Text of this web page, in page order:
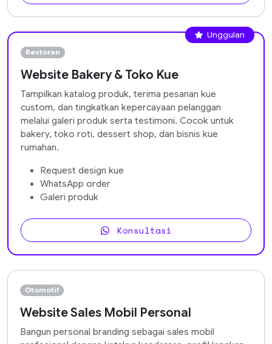
Unggulan
Restoran
Website Bakery & Toko Kue
Tampilkan katalog produk, terima pesanan kue
custom, dan tingkatkan kepercayaan pelanggan
melalui galeri produk serta testimoni. Cocok untuk
bakery, toko roti, dessert shop, dan bisnis kue
rumahan.
Request design kue
WhatsApp order
Galeri produk
Konsultasi
Otomotif
Website Sales Mobil Personal
Bangun personal branding sebagai sales mobil